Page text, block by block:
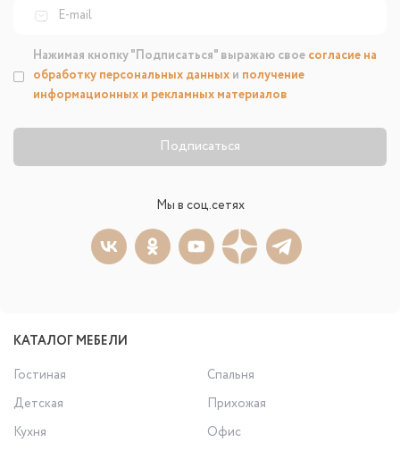
Подписаться
Нажимая кнопку "Подписаться" выражаю свое согласие на
обработку персональных данных и получение
информационных и рекламных материалов
Мы в соц.сетях
КАТАЛОГ МЕБЕЛИ
Гостиная
Спальня
Детская
Прихожая
Кухня
Офис